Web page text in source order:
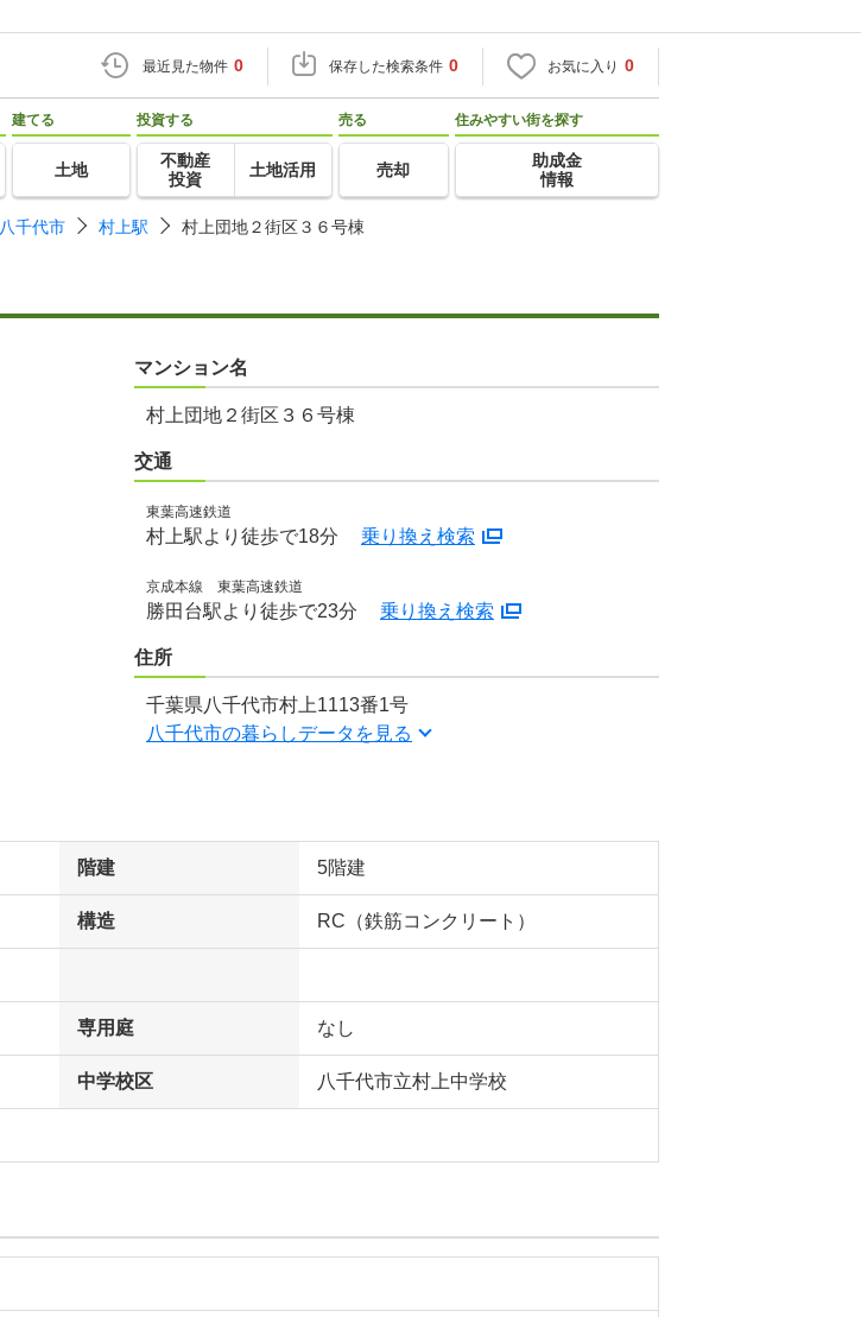
最近見た物件 0 保存した検索条件 0 お気に入り 0
建てる
土地
投資する
不動産
投資
土地活用
売る
売却
住みやすい街を探す
助成金
情報
八千代市 村上駅 村上団地２街区３６号棟
マンション名
村上団地２街区３６号棟
交通
東葉高速鉄道
村上駅より徒歩で18分 乗り換え検索
京成本線 東葉高速鉄道
勝田台駅より徒歩で23分 乗り換え検索
住所
千葉県八千代市村上1113番1号
八千代市の暮らしデータを見る
階建 5階建
構造 RC（鉄筋コンクリート）
専用庭 なし
中学校区 八千代市立村上中学校